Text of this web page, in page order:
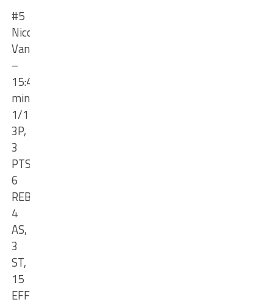
#5
Nicolas
Vanel
–
15:41
min
1/1
3P,
3
PTS,
6
REB,
4
AS,
3
ST,
15
EFF